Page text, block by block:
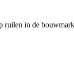
ruilen in de